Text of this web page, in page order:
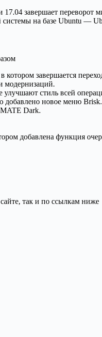
завершает
на базе Ubuntu —
котором завершается
модернизаций.
стиль всей
добавлено новое меню Brisk.
MATE Dark.
добавлена функция
так и по ссылкам ниже